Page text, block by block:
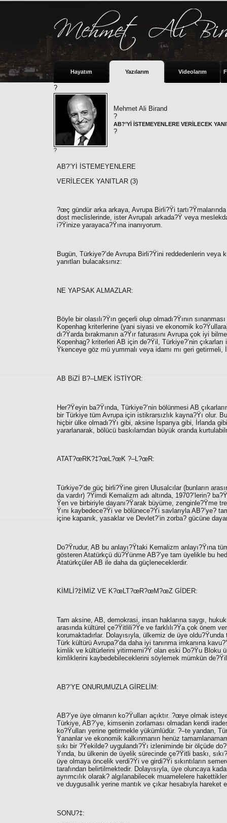
Hayatım Yazılarım Videolarım
?
Mehmet Ali Birand
?
AB?’Yİ İSTEMEYENLERE VERİLECEK
?
?
AB?’Yİ İSTEMEYENLERE
VERİLECEK YANITLAR (3)
?œç gündür arka arkaya, Avrupa Birli?Ÿi
dost meclislerinde, ister Avrupalı arkada?Ÿ veya
i?Ÿinize yarayaca?Ÿına inanıyorum.
Bugün, Türkiye?’de Avrupa Birli?Ÿini reddedenlerin veya
yanıtları bulacaksınız:
NE YAPSAK ALMAZLAR:
Böyle bir olasılı?Ÿın geçerli olup olmadı?Ÿının
Kopenhag kriterlerine (yani siyasi ve ekonomik
dı?Ÿarda bırakmanın a?Ÿır faturasını Avrupa çok iyi
Kopenhag? kriterleri AB için de?Ÿil, Türkiye?’nin
Ÿkenceye göz mü yummalı veya idamı mı geri
AB BiZİ B?–LMEK İSTİYOR:
Her?Ÿeyin ba?Ÿında, Türkiye?’nin bölünmesi AB
bir Türkiye tüm Avrupa için istikrarsızlık kayna?Ÿı olur.
hiçbir ülke olmadı?Ÿı gibi, aksine İspanya gibi, İrlanda
yararlanarak, bölücü baskılarndan büyük oranda
ATAT?œRK?‡?œL?œK ?–L?œR:
Türkiye?’de güç birli?Ÿine giren Ulusalcılar (bunların
da vardır) ?Ÿimdi Kemalizm adı altında, 1970?’lerin?
Ÿen ve birbiriyle dayanı?Ÿarak büyüme, zenginle?Ÿme
Ÿını kaybedece?Ÿi ve bölünece?Ÿi savlarıyla AB?’ye?
içine kapanık, yasaklar ve Devlet?’in zorba? gücüne
Do?Ÿrudur, AB bu anlayı?Ÿtaki Kemalizm anlayı?Ÿına
gösteren Atatürkçü dü?Ÿünme AB?’ye tam üyelikle bu
Atatürkçüler AB ile daha da güçleneceklerdir.
KİMLİ?žİMİZ VE K?œLT?œR?œM?œZ GİDER:
Tam aksine, AB, demokrasi, insan haklarına saygı,
arasında kültürel çe?Ÿitlili?Ÿe ve farklılı?Ÿa çok önem
korumaktadırlar. Dolayısıyla, ülkemiz de üye
Türk kültürü Avrupa?’da daha iyi tanınma imkanına
kimlik ve kültürlerini yitirmemi?Ÿ olan eski Do?Ÿu Bloku
kimliklerini kaybedebileceklerini söylemek mümkün
AB?’YE ONURUMUZLA GİRELİM:
AB?’ye üye olmanın ko?Ÿulları açıktır. ?œye olmak
Türkiye, AB?’ye, kimsenin zorlaması olmadan kendi
ko?Ÿulları yerine getirmekle yükümlüdür. ?–te yandan,
Ÿananlar ve ekonomik kalkınmanın henüz
sıkı bir ?Ÿekilde? uygulandı?Ÿı izleniminde bir ölçüde
Ÿında, bu ülkenin de üyelik sürecinde çe?Ÿitli baskı,
üye olmaya öncelik verdi?Ÿi ve girdi?Ÿi sıkıntıların
tarafından belirtilmektedir. Dolayısıyla, üye oluncaya
ayrımcılık olarak? algılanabilecek muamelelere
ve duygusallık yerine mantık ve çıkar hesabıyla hareket
SONU?‡: